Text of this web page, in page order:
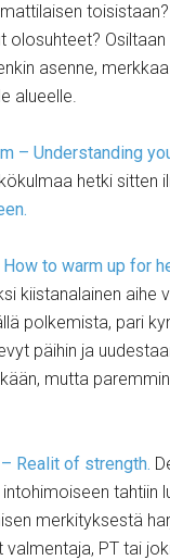
toisistaan?
olosuhteet?
asenne,
alueelle.
– Understanding
hetki sitten
to warm up for
kiistanalainen aihe
polkemista, pari
päihin ja
mutta
Realit of strength.
tahtiin
merkityksestä
valmentaja, PT tai